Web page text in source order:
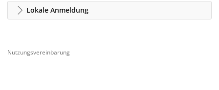
Lokale Anmeldung
Nutzungsvereinbarung